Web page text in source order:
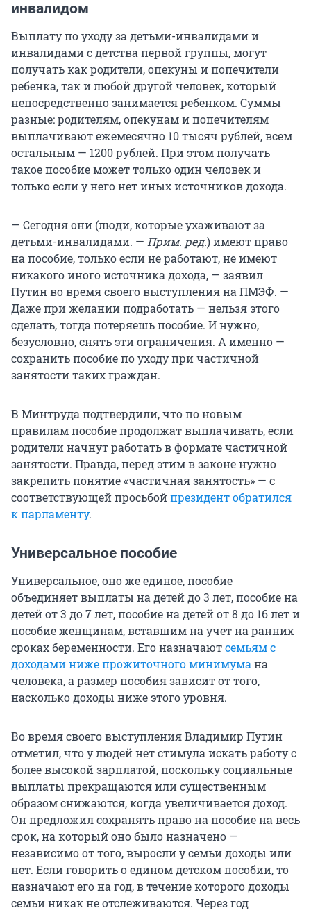
инвалидом
Выплату по уходу за детьми-инвалидами и
инвалидами с детства первой группы, могут
получать как родители, опекуны и попечители
ребенка, так и любой другой человек, который
непосредственно занимается ребенком. Суммы
разные: родителям, опекунам и попечителям
выплачивают ежемесячно 10 тысяч рублей, всем
остальным — 1200 рублей. При этом получать
такое пособие может только один человек и
только если у него нет иных источников дохода.
— Сегодня они (люди, которые ухаживают за
детьми-инвалидами. — Прим. ред.) имеют право
на пособие, только если не работают, не имеют
никакого иного источника дохода, — заявил
Путин во время своего выступления на ПМЭФ. —
Даже при желании подработать — нельзя этого
сделать, тогда потеряешь пособие. И нужно,
безусловно, снять эти ограничения. А именно —
сохранить пособие по уходу при частичной
занятости таких граждан.
В Минтруда подтвердили, что по новым
правилам пособие продолжат выплачивать, если
родители начнут работать в формате частичной
занятости. Правда, перед этим в законе нужно
закрепить понятие «частичная занятость» — с
соответствующей просьбойпрезидент обратился
к парламенту.
Универсальное пособие
Универсальное, оно же единое, пособие
объединяет выплаты на детей до 3 лет, пособие на
детей от 3 до 7 лет, пособие на детей от 8 до 16 лет и
пособие женщинам, вставшим на учет на ранних
сроках беременности. Его назначаютсемьям с
доходами ниже прожиточного минимума на
человека, а размер пособия зависит от того,
насколько доходы ниже этого уровня.
Во время своего выступления Владимир Путин
отметил, что у людей нет стимула искать работу с
более высокой зарплатой, поскольку социальные
выплаты прекращаются или существенным
образом снижаются, когда увеличивается доход.
Он предложил сохранять право на пособие на весь
срок, на который оно было назначено —
независимо от того, выросли у семьи доходы или
нет. Если говорить о едином детском пособии, то
назначают его на год, в течение которого доходы
семьи никак не отслеживаются. Через год